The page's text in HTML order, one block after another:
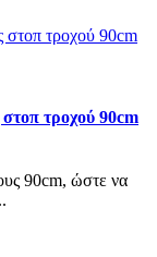
τροχού 90cm
90cm, ώστε να